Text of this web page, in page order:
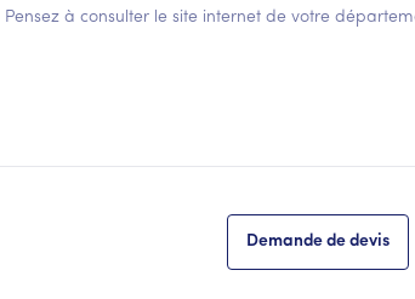
à consulter le site internet de votre
Demande de devis